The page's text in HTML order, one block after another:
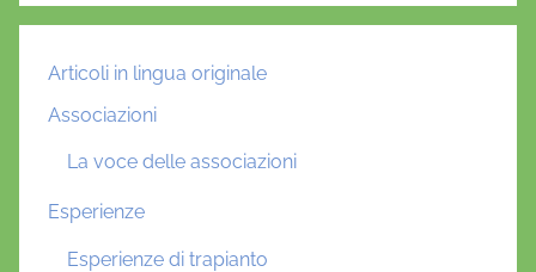
Articoli in lingua originale
Associazioni
La voce delle associazioni
Esperienze
Esperienze di trapianto